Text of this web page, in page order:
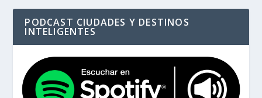
PODCAST CIUDADES Y DESTINOS
INTELIGENTES